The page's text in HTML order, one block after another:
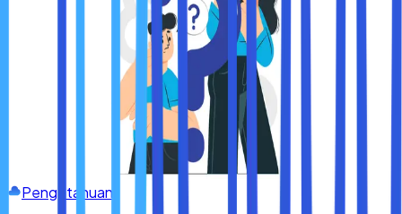
Pengetahuan